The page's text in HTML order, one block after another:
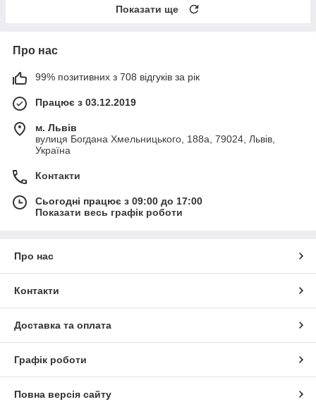
Показати ще
Про нас
99% позитивних з 708 відгуків за рік
Працює з 03.12.2019
м. Львів
вулиця Богдана Хмельницького, 188а, 79024, Львів,
Україна
Контакти
Сьогодні працює з 09:00 до 17:00
Показати весь графік роботи
Про нас
Контакти
Доставка та оплата
Графік роботи
Повна версія сайту